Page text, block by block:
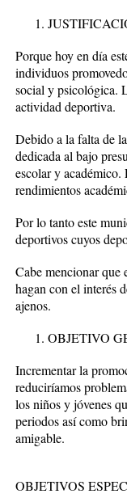
Porque hoy en día
individuos
social y psicológica.
actividad deportiva.
Debido a la falta de
dedicada al bajo
escolar y
rendimientos
Por lo tanto este
deportivos cuyos
Cabe mencionar que
hagan con el interés
ajenos.
OBJETIVO
Incrementar la
reduciríamos
los niños y jóvenes
periodos así como
amigable.
OBJETIVOS